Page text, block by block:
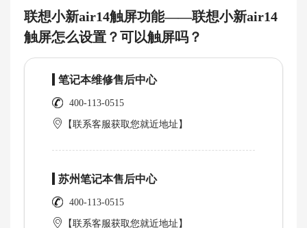
联想小新air14触屏功能——联想小新air14
触屏怎么设置？可以触屏吗？
笔记本维修售后中心
400-113-0515
【联系客服获取您就近地址】
苏州笔记本售后中心
400-113-0515
【联系客服获取您就近地址】